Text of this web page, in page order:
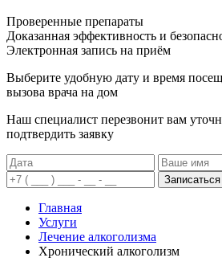
Проверенные препараты
Доказанная эффективность и
Электронная запись на приём
Выберите удобную дату и время
вызова врача на дом
Наш специалист перезвонит вам
подтвердить заявку
Главная
Услуги
Лечение алкоголизма
Хронический алкоголизм